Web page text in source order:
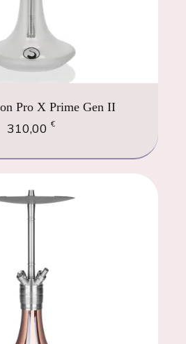
Pro X Prime Gen II
310,00€